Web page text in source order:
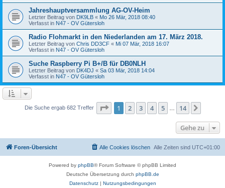
Jahreshauptversammlung AG-OV-Heim
Letzter Beitrag von DK9LB « Mo 26 Mär, 2018 08:40
Verfasst in N47 - OV Gütersloh
Radio Flohmarkt in den Niederlanden am 17. März 2018.
Letzter Beitrag von Chris DD3CF « Mi 07 Mär, 2018 16:07
Verfasst in N47 - OV Gütersloh
Suche Raspberry Pi B+/B für DB0NLH
Letzter Beitrag von DK4DJ « Sa 03 Mär, 2018 14:04
Verfasst in N47 - OV Gütersloh
Die Suche ergab 682 Treffer Seite 1von 14
1 2 3 4 5 14
Gehe zu
Foren-Übersicht Alle Zeiten sind UTC+01:00
Alle Cookies löschen
Powered by phpBB® Forum Software © phpBB Limited
Deutsche Übersetzung durch phpBB.de
Datenschutz| Nutzungsbedingungen